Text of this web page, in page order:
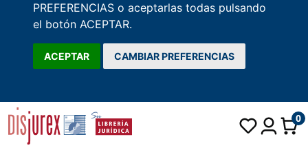
PREFERENCIAS o aceptarlas todas pulsando
el botón ACEPTAR.
ACEPTAR CAMBIAR PREFERENCIAS
0